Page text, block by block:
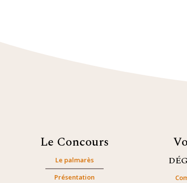
Le Concours
Le palmarès
Présentation